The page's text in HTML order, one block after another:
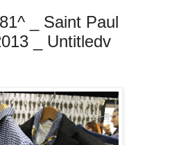
_ Saint Paul
_ Untitledv